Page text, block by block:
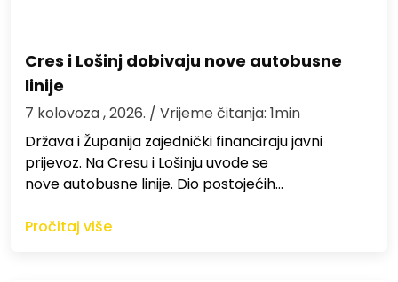
Cres i Lošinj dobivaju nove autobusne
linije
7 kolovoza , 2026. / Vrijeme čitanja: 1min
Država i Županija zajednički financiraju javni
prijevoz. Na Cresu i Lošinju uvode se
nove autobusne linije. Dio postojećih…
Pročitaj više